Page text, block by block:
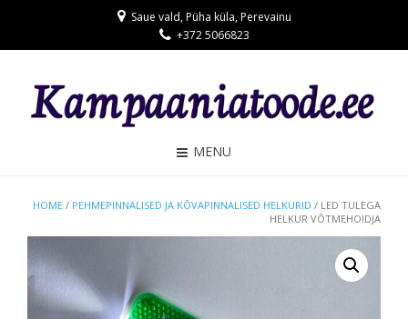
Saue vald, Püha küla, Perevainu
+372 5066823
MENU
HOME / PEHMEPINNALISED JA KÕVAPINNALISED HELKURID / LED TULEGA
HELKUR VÕTMEHOIDJA